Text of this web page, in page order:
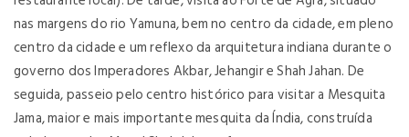
nas margens do rio Yamuna, bem no centro da cidade, em pleno
centro da cidade e um reflexo da arquitetura indiana durante o
governo dos Imperadores Akbar, Jehangir e Shah Jahan. De
seguida, passeio pelo centro histórico para visitar a Mesquita
Jama, maior e mais importante mesquita da Índia, construída